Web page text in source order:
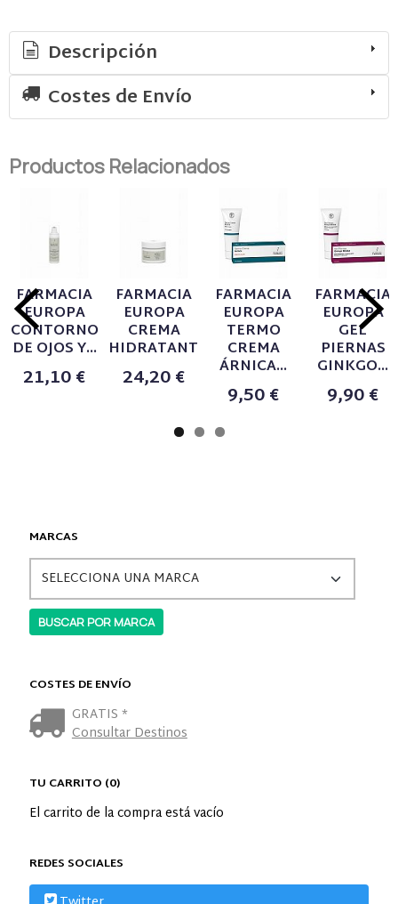
MARCAS
COSTES DE ENVÍO
GRATIS *
Consultar Destinos
TU CARRITO (0)
El carrito de la compra está vacío
REDES SOCIALES
Descripción
Costes de Envío
Productos Relacionados
FARMACIA
EUROPA
CONTORNO
DE OJOS Y...
21,10 €
FARMACIA
EUROPA
CREMA
HIDRATANTE...
24,20 €
FARMACIA
EUROPA
TERMO
CREMA
ÁRNICA...
9,50 €
FARMACIA
EUROPA
GEL
PIERNAS
GINKGO...
9,90 €